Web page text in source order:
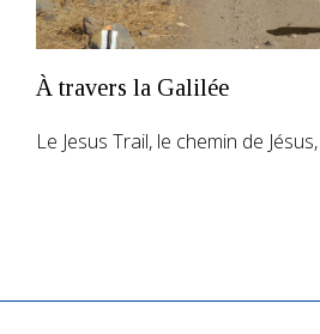
À travers la Galilée
Le Jesus Trail, le chemin de